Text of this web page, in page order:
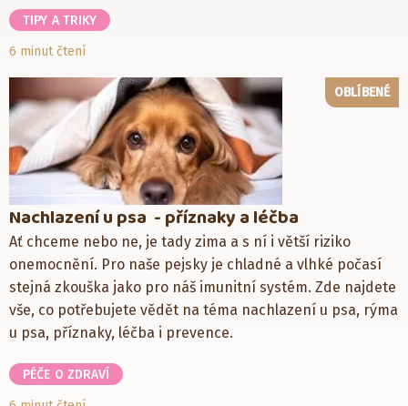
TIPY A TRIKY
6 minut čtení
OBLÍBENÉ
Nachlazení u psa - příznaky a léčba
Ať chceme nebo ne, je tady zima a s ní i větší riziko
onemocnění. Pro naše pejsky je chladné a vlhké počasí
stejná zkouška jako pro náš imunitní systém. Zde najdete
vše, co potřebujete vědět na téma nachlazení u psa, rýma
u psa, příznaky, léčba i prevence.
PÉČE O ZDRAVÍ